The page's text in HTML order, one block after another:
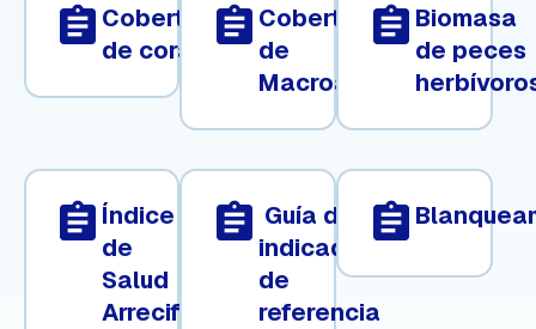
assignment Cobertura
de coral
assignment Cobertura
de
Macroalgas
assignment Biomasa
de peces
assignment Índice
de
Salud
Arrecifal
assignment Guía de
indicadores
de
referencia
assignment